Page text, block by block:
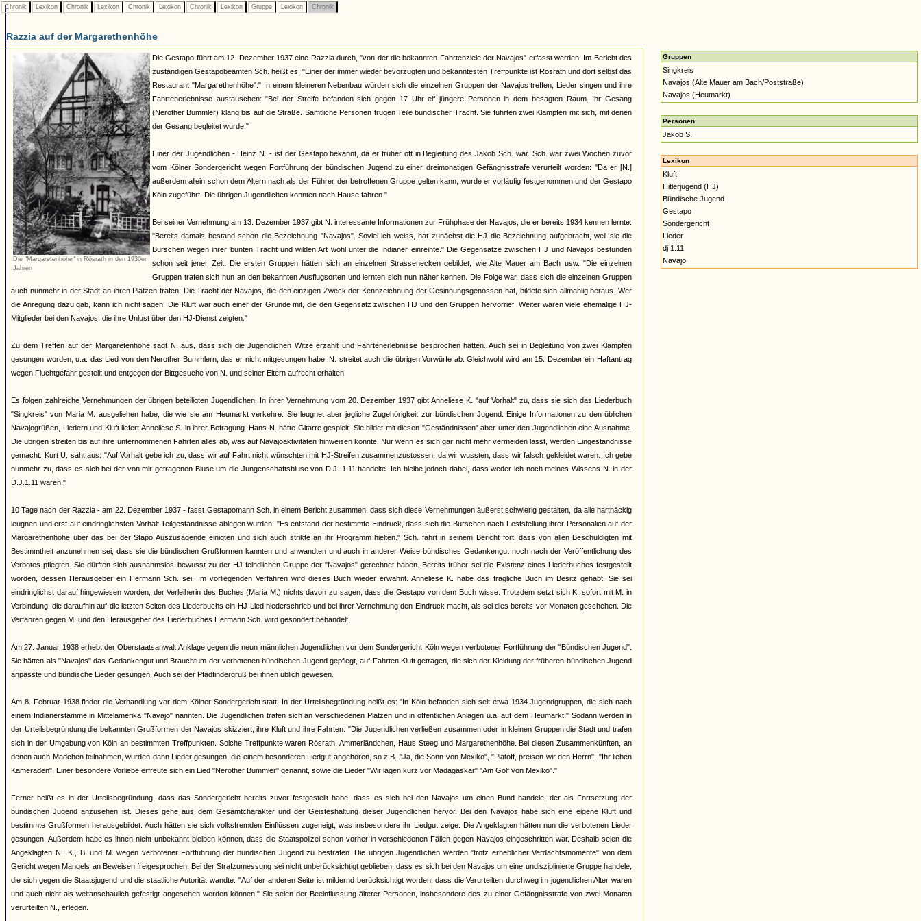
Chronik Lexikon Chronik Lexikon Chronik Lexikon Chronik Lexikon Gruppe Lexikon Chronik
Razzia auf der Margarethenhöhe
Die "Margaretenhöhe" in Rösrath in den 1930er
Jahren
Die Gestapo führt am 12. Dezember 1937 eine Razzia durch, "von der die bekannten Fahrtenziele der Navajos" erfasst werden. Im Bericht des
zuständigen Gestapobeamten Sch. heißt es: "Einer der immer wieder bevorzugten und bekanntesten Treffpunkte ist Rösrath und dort selbst das
Restaurant "Margarethenhöhe"." In einem kleineren Nebenbau würden sich die einzelnen Gruppen der Navajos treffen, Lieder singen und ihre
Fahrtenerlebnisse austauschen: "Bei der Streife befanden sich gegen 17 Uhr elf jüngere Personen in dem besagten Raum. Ihr Gesang
(Nerother Bummler) klang bis auf die Straße. Sämtliche Personen trugen Teile bündischer Tracht. Sie führten zwei Klampfen mit sich, mit denen
der Gesang begleitet wurde."
Einer der Jugendlichen - Heinz N. - ist der Gestapo bekannt, da er früher oft in Begleitung des Jakob Sch. war. Sch. war zwei Wochen zuvor
vom Kölner Sondergericht wegen Fortführung der bündischen Jugend zu einer dreimonatigen Gefängnisstrafe verurteilt worden: "Da er [N.]
außerdem allein schon dem Altern nach als der Führer der betroffenen Gruppe gelten kann, wurde er vorläufig festgenommen und der Gestapo
Köln zugeführt. Die übrigen Jugendlichen konnten nach Hause fahren."
Bei seiner Vernehmung am 13. Dezember 1937 gibt N. interessante Informationen zur Frühphase der Navajos, die er bereits 1934 kennen lernte:
"Bereits damals bestand schon die Bezeichnung "Navajos". Soviel ich weiss, hat zunächst die HJ die Bezeichnung aufgebracht, weil sie die
Burschen wegen ihrer bunten Tracht und wilden Art wohl unter die Indianer einreihte." Die Gegensätze zwischen HJ und Navajos bestünden
schon seit jener Zeit. Die ersten Gruppen hätten sich an einzelnen Strassenecken gebildet, wie Alte Mauer am Bach usw. "Die einzelnen
Gruppen trafen sich nun an den bekannten Ausflugsorten und lernten sich nun näher kennen. Die Folge war, dass sich die einzelnen Gruppen
auch nunmehr in der Stadt an ihren Plätzen trafen. Die Tracht der Navajos, die den einzigen Zweck der Kennzeichnung der Gesinnungsgenossen hat, bildete sich allmählig heraus. Wer
die Anregung dazu gab, kann ich nicht sagen. Die Kluft war auch einer der Gründe mit, die den Gegensatz zwischen HJ und den Gruppen hervorrief. Weiter waren viele ehemalige HJ-
Mitglieder bei den Navajos, die ihre Unlust über den HJ-Dienst zeigten."
Zu dem Treffen auf der Margaretenhöhe sagt N. aus, dass sich die Jugendlichen Witze erzählt und Fahrtenerlebnisse besprochen hätten. Auch sei in Begleitung von zwei Klampfen
gesungen worden, u.a. das Lied von den Nerother Bummlern, das er nicht mitgesungen habe. N. streitet auch die übrigen Vorwürfe ab. Gleichwohl wird am 15. Dezember ein Haftantrag
wegen Fluchtgefahr gestellt und entgegen der Bittgesuche von N. und seiner Eltern aufrecht erhalten.
Es folgen zahlreiche Vernehmungen der übrigen beteiligten Jugendlichen. In ihrer Vernehmung vom 20. Dezember 1937 gibt Anneliese K. "auf Vorhalt" zu, dass sie sich das Liederbuch
"Singkreis" von Maria M. ausgeliehen habe, die wie sie am Heumarkt verkehre. Sie leugnet aber jegliche Zugehörigkeit zur bündischen Jugend. Einige Informationen zu den üblichen
Navajogrüßen, Liedern und Kluft liefert Anneliese S. in ihrer Befragung. Hans N. hätte Gitarre gespielt. Sie bildet mit diesen "Geständnissen" aber unter den Jugendlichen eine Ausnahme.
Die übrigen streiten bis auf ihre unternommenen Fahrten alles ab, was auf Navajoaktivitäten hinweisen könnte. Nur wenn es sich gar nicht mehr vermeiden lässt, werden Eingeständnisse
gemacht. Kurt U. saht aus: "Auf Vorhalt gebe ich zu, dass wir auf Fahrt nicht wünschten mit HJ-Streifen zusammenzustossen, da wir wussten, dass wir falsch gekleidet waren. Ich gebe
nunmehr zu, dass es sich bei der von mir getragenen Bluse um die Jungenschaftsbluse von D.J. 1.11 handelte. Ich bleibe jedoch dabei, dass weder ich noch meines Wissens N. in der
D.J.1.11 waren."
10 Tage nach der Razzia - am 22. Dezember 1937 - fasst Gestapomann Sch. in einem Bericht zusammen, dass sich diese Vernehmungen äußerst schwierig gestalten, da alle hartnäckig
leugnen und erst auf eindringlichsten Vorhalt Teilgeständnisse ablegen würden: "Es entstand der bestimmte Eindruck, dass sich die Burschen nach Feststellung ihrer Personalien auf der
Margarethenhöhe über das bei der Stapo Auszusagende einigten und sich auch strikte an ihr Programm hielten." Sch. fährt in seinem Bericht fort, dass von allen Beschuldigten mit
Bestimmtheit anzunehmen sei, dass sie die bündischen Grußformen kannten und anwandten und auch in anderer Weise bündisches Gedankengut noch nach der Veröffentlichung des
Verbotes pflegten. Sie dürften sich ausnahmslos bewusst zu der HJ-feindlichen Gruppe der "Navajos" gerechnet haben. Bereits früher sei die Existenz eines Liederbuches festgestellt
worden, dessen Herausgeber ein Hermann Sch. sei. Im vorliegenden Verfahren wird dieses Buch wieder erwähnt. Anneliese K. habe das fragliche Buch im Besitz gehabt. Sie sei
eindringlichst darauf hingewiesen worden, der Verleiherin des Buches (Maria M.) nichts davon zu sagen, dass die Gestapo von dem Buch wisse. Trotzdem setzt sich K. sofort mit M. in
Verbindung, die daraufhin auf die letzten Seiten des Liederbuchs ein HJ-Lied niederschrieb und bei ihrer Vernehmung den Eindruck macht, als sei dies bereits vor Monaten geschehen. Die
Verfahren gegen M. und den Herausgeber des Liederbuches Hermann Sch. wird gesondert behandelt.
Am 27. Januar 1938 erhebt der Oberstaatsanwalt Anklage gegen die neun männlichen Jugendlichen vor dem Sondergericht Köln wegen verbotener Fortführung der "Bündischen Jugend".
Sie hätten als "Navajos" das Gedankengut und Brauchtum der verbotenen bündischen Jugend gepflegt, auf Fahrten Kluft getragen, die sich der Kleidung der früheren bündischen Jugend
anpasste und bündische Lieder gesungen. Auch sei der Pfadfindergruß bei ihnen üblich gewesen.
Am 8. Februar 1938 finder die Verhandlung vor dem Kölner Sondergericht statt. In der Urteilsbegründung heißt es: "In Köln befanden sich seit etwa 1934 Jugendgruppen, die sich nach
einem Indianerstamme in Mittelamerika "Navajo" nannten. Die Jugendlichen trafen sich an verschiedenen Plätzen und in öffentlichen Anlagen u.a. auf dem Heumarkt." Sodann werden in
der Urteilsbegründung die bekannten Grußformen der Navajos skizziert, ihre Kluft und ihre Fahrten: "Die Jugendlichen verließen zusammen oder in kleinen Gruppen die Stadt und trafen
sich in der Umgebung von Köln an bestimmten Treffpunkten. Solche Treffpunkte waren Rösrath, Ammerländchen, Haus Steeg und Margarethenhöhe. Bei diesen Zusammenkünften, an
denen auch Mädchen teilnahmen, wurden dann Lieder gesungen, die einem besonderen Liedgut angehören, so z.B. "Ja, die Sonn von Mexiko", "Platoff, preisen wir den Herrn", "Ihr lieben
Kameraden", Einer besondere Vorliebe erfreute sich ein Lied "Nerother Bummler" genannt, sowie die Lieder "Wir lagen kurz vor Madagaskar" "Am Golf von Mexiko"."
Ferner heißt es in der Urteilsbegründung, dass das Sondergericht bereits zuvor festgestellt habe, dass es sich bei den Navajos um einen Bund handele, der als Fortsetzung der
bündischen Jugend anzusehen ist. Dieses gehe aus dem Gesamtcharakter und der Geisteshaltung dieser Jugendlichen hervor. Bei den Navajos habe sich eine eigene Kluft und
bestimmte Grußformen herausgebildet. Auch hätten sie sich volksfremden Einflüssen zugeneigt, was insbesondere ihr Liedgut zeige. Die Angeklagten hätten nun die verbotenen Lieder
gesungen. Außerdem habe es ihnen nicht unbekannt bleiben können, dass die Staatspolizei schon vorher in verschiedenen Fällen gegen Navajos eingeschritten war. Deshalb seien die
Angeklagten N., K., B. und M. wegen verbotener Fortführung der bündischen Jugend zu bestrafen. Die übrigen Jugendlichen werden "trotz erheblicher Verdachtsmomente" von dem
Gericht wegen Mangels an Beweisen freigesprochen. Bei der Strafzumessung sei nicht unberücksichtigt geblieben, dass es sich bei den Navajos um eine undisziplinierte Gruppe handele,
die sich gegen die Staatsjugend und die staatliche Autorität wandte. "Auf der anderen Seite ist mildernd berücksichtigt worden, dass die Verurteilten durchweg im jugendlichen Alter waren
und auch nicht als weltanschaulich gefestigt angesehen werden können." Sie seien der Beeinflussung älterer Personen, insbesondere des zu einer Gefängnisstrafe von zwei Monaten
verurteilten N., erlegen.
Gruppen
Singkreis
Navajos (Alte Mauer am Bach/Poststraße)
Navajos (Heumarkt)
Personen
Jakob S.
Lexikon
Kluft
Hitlerjugend (HJ)
Bündische Jugend
Gestapo
Sondergericht
Lieder
dj 1.11
Navajo